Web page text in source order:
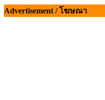
Advertisement / โฆษณา